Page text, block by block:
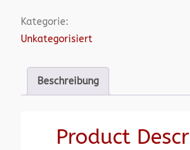
Kategorie:
Unkategorisiert
Beschreibung
Product